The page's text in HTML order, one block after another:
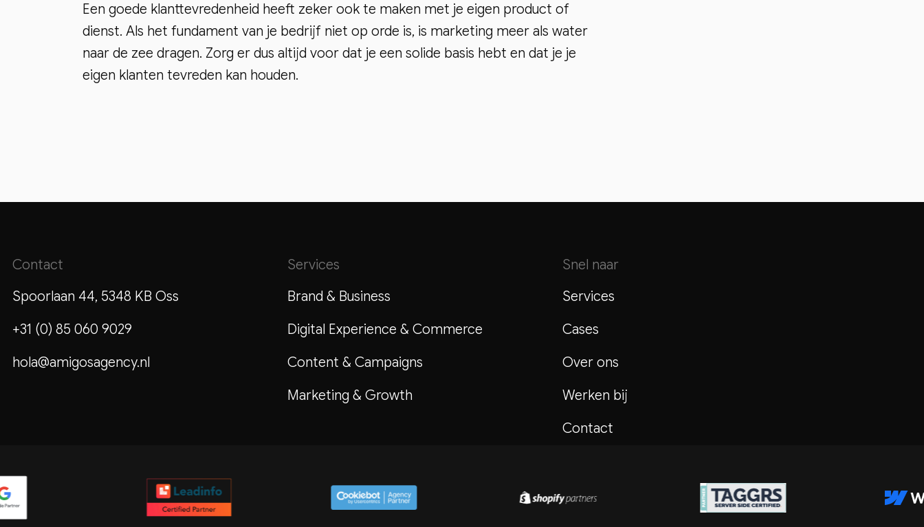
Een goede klanttevredenheid heeft zeker ook te maken met je eigen product of
dienst. Als het fundament van je bedrijf niet op orde is, is marketing meer als water
naar de zee dragen. Zorg er dus altijd voor dat je een solide basis hebt en dat je je
eigen klanten tevreden kan houden.
Contact
Spoorlaan 44, 5348 KB Oss
+31 (0) 85 060 9029
hola@amigosagency.nl
Services
Brand & Business
Digital Experience & Commerce
Content & Campaigns
Marketing & Growth
Snel naar
Services
Cases
Over ons
Werken bij
Contact